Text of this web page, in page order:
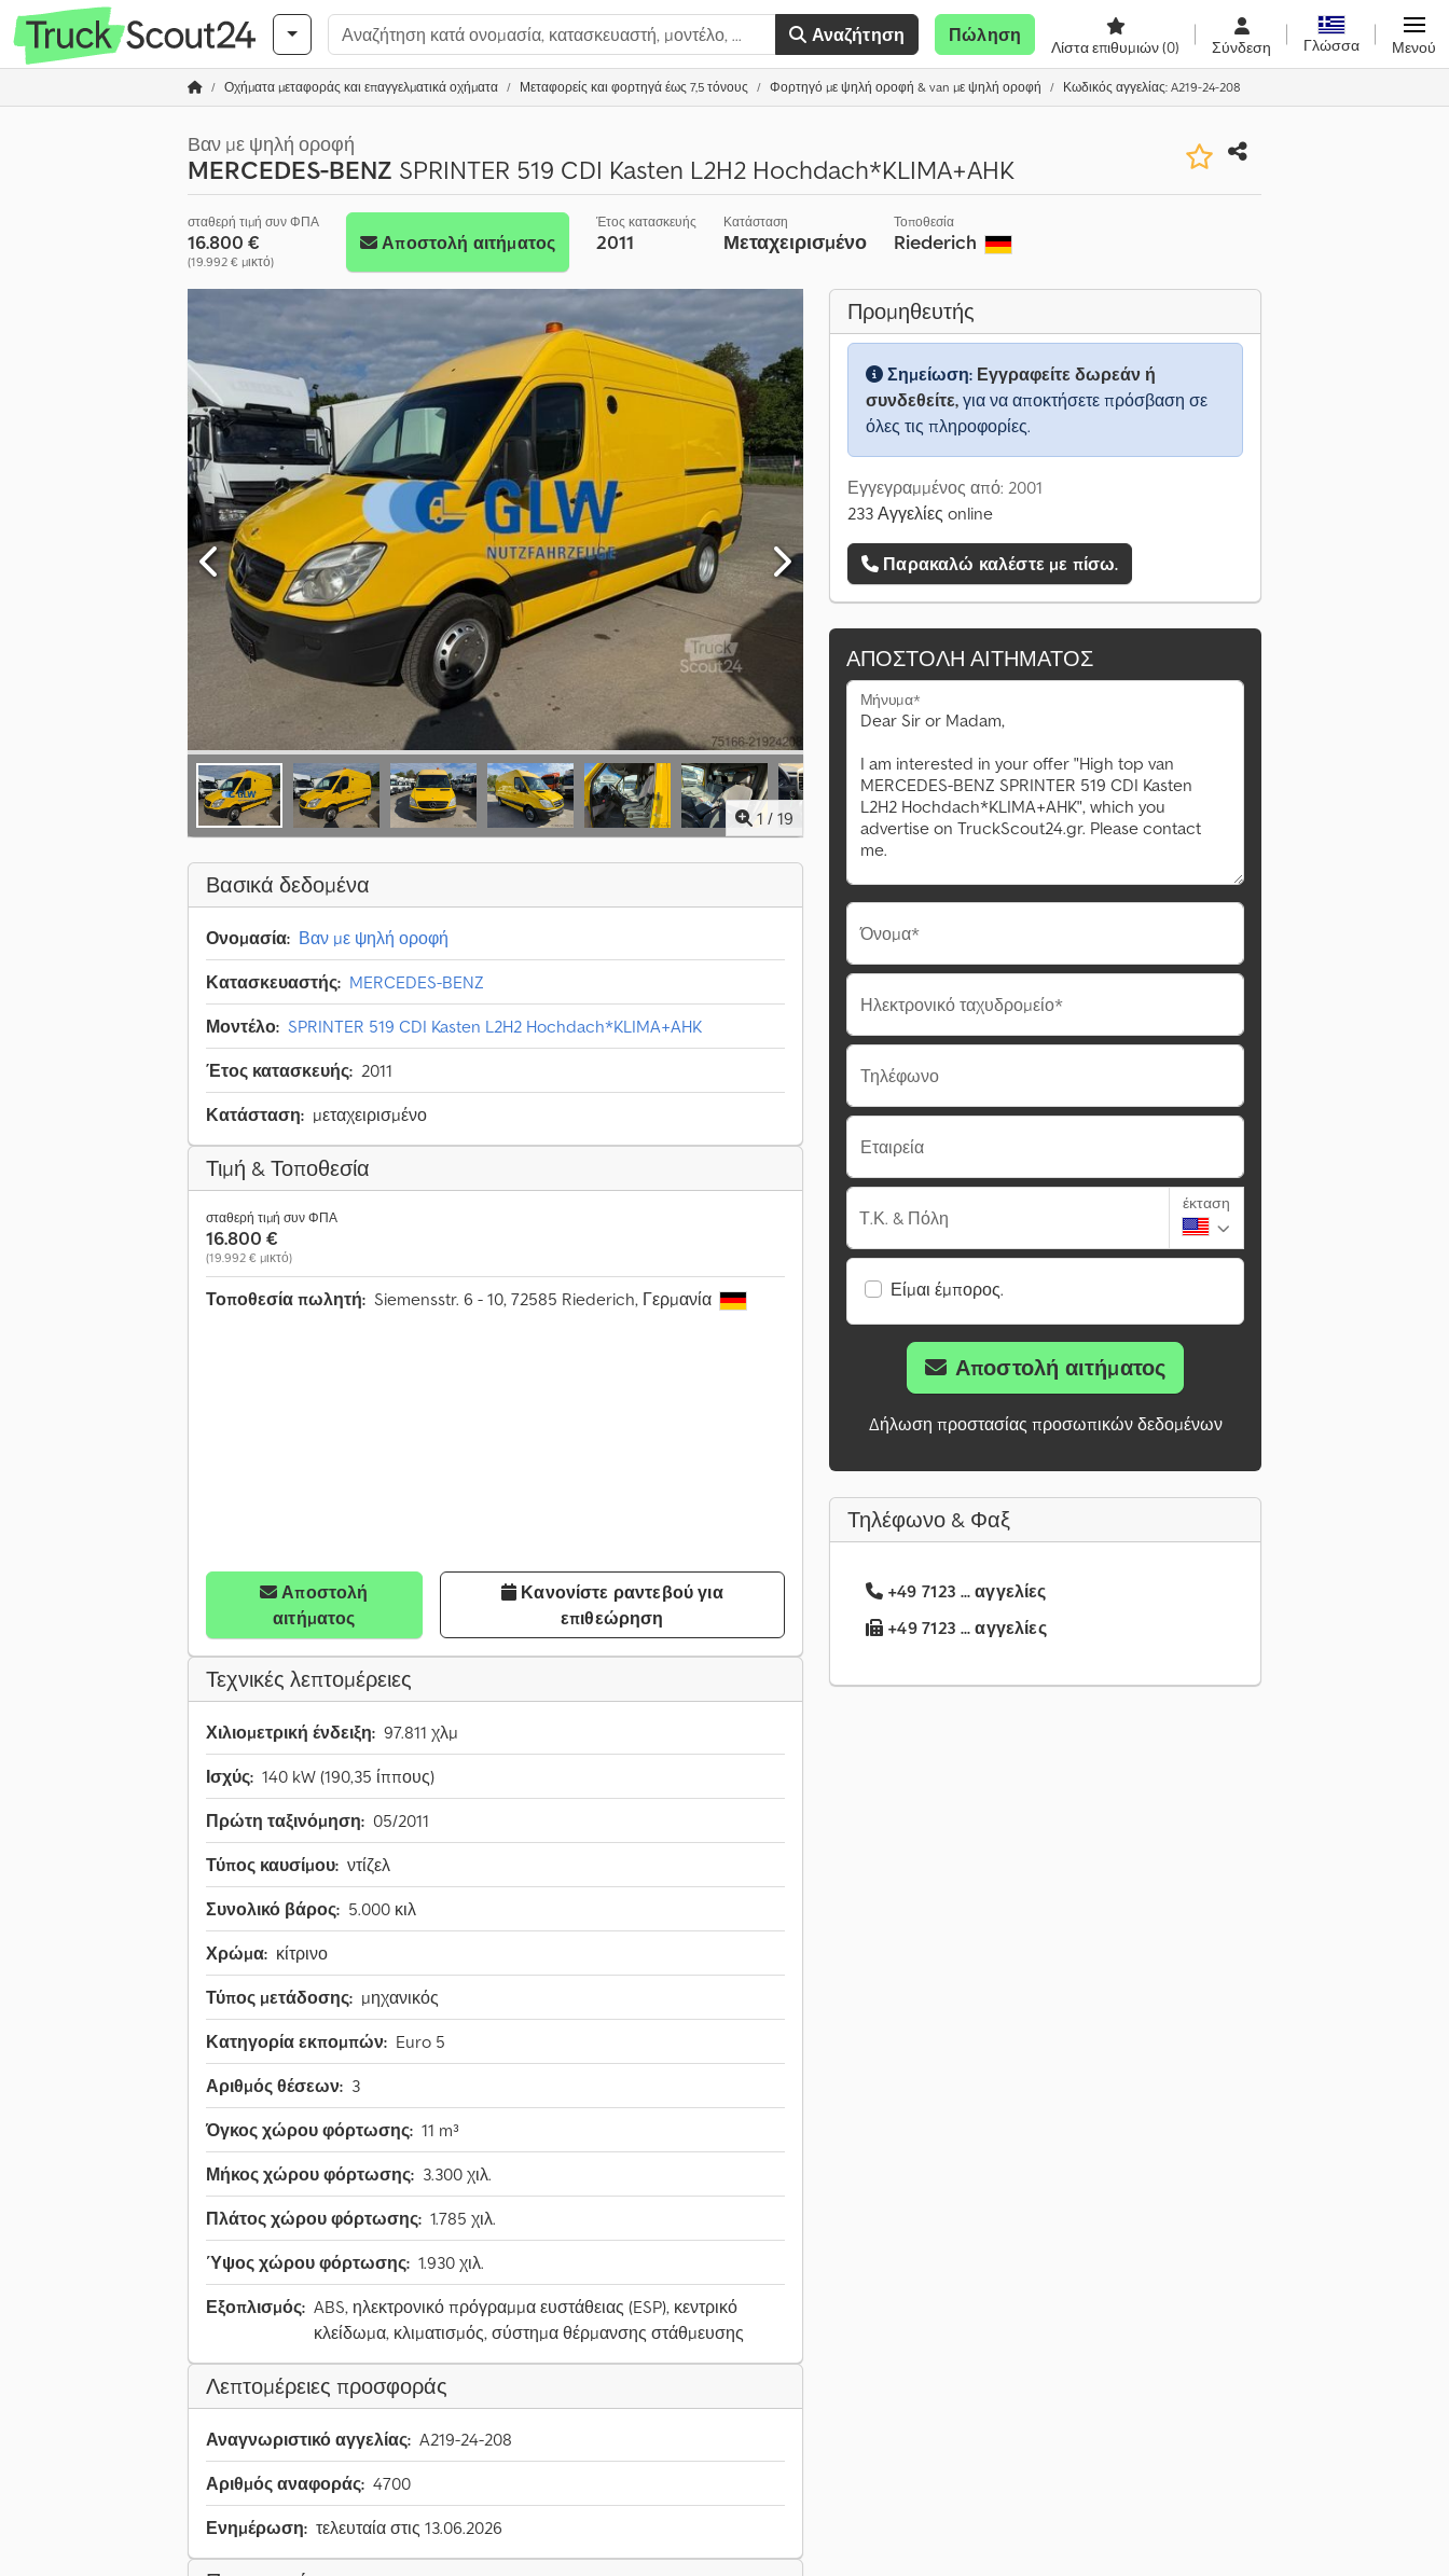
Αναζήτηση Πώληση
Λίστα επιθυμιών(0) Σύνδεση Γλώσσα Μενού
Οχήματα μεταφοράς και επαγγελματικά οχήματα Μεταφορείς και φορτηγά έως 7,5 τόνους Φορτηγό με ψηλή οροφή & van με ψηλή οροφή Κωδικός αγγελίας: A219-24-208
Βαν με ψηλή οροφή
MERCEDES-BENZ SPRINTER 519 CDI Kasten L2H2 Hochdach*KLIMA+AHK
σταθερή τιμή συν ΦΠΑ
16.800 €
(19.992 € μικτό)
Αποστολή αιτήματος
Έτος κατασκευής
2011
Κατάσταση
Μεταχειρισμένο
Τοποθεσία
Riederich
1 / 19
Βασικά δεδομένα
Ονομασία: Βαν με ψηλή οροφή
Κατασκευαστής: MERCEDES-BENZ
Μοντέλο: SPRINTER 519 CDI Kasten L2H2 Hochdach*KLIMA+AHK
Έτος κατασκευής: 2011
Κατάσταση: μεταχειρισμένο
Τιμή & Τοποθεσία
σταθερή τιμή συν ΦΠΑ
16.800 €
(19.992 € μικτό)
Τοποθεσία πωλητή: Siemensstr. 6 - 10, 72585 Riederich, Γερμανία
Αποστολή
αιτήματος
επιθεώρηση
Τεχνικές λεπτομέρειες
Χιλιομετρική ένδειξη: 97.811 χλμ
Ισχύς: 140 kW (190,35 ίππους)
Πρώτη ταξινόμηση: 05/2011
Τύπος καυσίμου: ντίζελ
Συνολικό βάρος: 5.000 κιλ
Χρώμα: κίτρινο
Τύπος μετάδοσης: μηχανικός
Κατηγορία εκπομπών: Euro 5
Αριθμός θέσεων: 3
Όγκος χώρου φόρτωσης: 11 m³
Μήκος χώρου φόρτωσης: 3.300 χιλ.
Πλάτος χώρου φόρτωσης: 1.785 χιλ.
Ύψος χώρου φόρτωσης: 1.930 χιλ.
Εξοπλισμός: ABS, ηλεκτρονικό πρόγραμμα ευστάθειας (ESP), κεντρικό
κλείδωμα, κλιματισμός, σύστημα θέρμανσης στάθμευσης
Λεπτομέρειες προσφοράς
Αναγνωριστικό αγγελίας: A219-24-208
Αριθμός αναφοράς: 4700
Ενημέρωση: τελευταία στις 13.06.2026
Προμηθευτής
Σημείωση: Εγγραφείτε δωρεάν ή
συνδεθείτε, για να αποκτήσετε πρόσβαση σε
όλες τις πληροφορίες.
Εγγεγραμμένος από: 2001
233 Αγγελίες online
Παρακαλώ καλέστε με πίσω.
ΑΠΟΣΤΟΛΉ ΑΙΤΉΜΑΤΟΣ
Μήνυμα*
Όνομα*
Ηλεκτρονικό ταχυδρομείο*
Τηλέφωνο
Εταιρεία
Τ.Κ. & Πόλη
έκταση
Είμαι έμπορος.
Αποστολή αιτήματος
Δήλωση προστασίας προσωπικών δεδομένων
Τηλέφωνο & Φαξ
+49 7123 ... αγγελίες
+49 7123 ... αγγελίες